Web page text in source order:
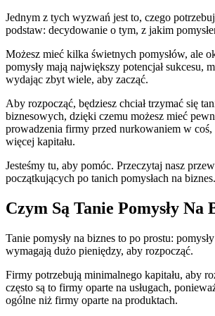
Jednym z tych wyzwań jest to, czego
podstaw: decydowanie o tym, z jakim
Możesz mieć kilka świetnych pomysłów, ale
pomysły mają największy potencjał sukcesu,
wydając zbyt wiele, aby zacząć.
Aby rozpocząć, będziesz chciał trzymać się
biznesowych, dzięki czemu możesz mieć
prowadzenia firmy przed nurkowaniem w
więcej kapitału.
Jesteśmy tu, aby pomóc. Przeczytaj nasz
początkujących po tanich pomysłach na biznes.
Czym Są Tanie Pomysły Na
Tanie pomysły na biznes to po prostu:
wymagają dużo pieniędzy, aby rozpocząć.
Firmy potrzebują minimalnego kapitału, aby
często są to firmy oparte na usługach,
ogólne niż firmy oparte na produktach.